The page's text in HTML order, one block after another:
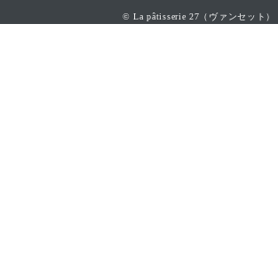
© La pâtisserie 27（ヴァンセット）